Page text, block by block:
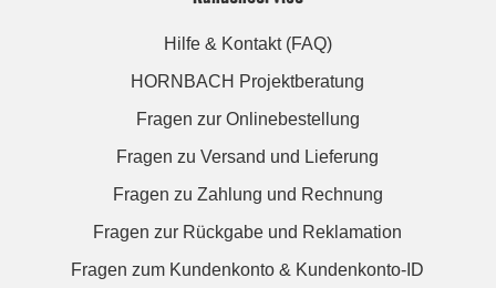
Hilfe & Kontakt (FAQ)
HORNBACH Projektberatung
Fragen zur Onlinebestellung
Fragen zu Versand und Lieferung
Fragen zu Zahlung und Rechnung
Fragen zur Rückgabe und Reklamation
Fragen zum Kundenkonto & Kundenkonto-ID